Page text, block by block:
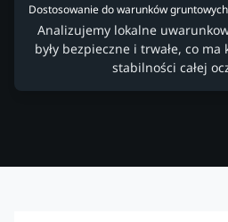
Dostosowanie do warunków gruntowych
Analizujemy lokalne
były bezpieczne i trwałe, co
stabilności całej